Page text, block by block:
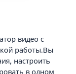
видео с
работы.Вы
настроить
в одном